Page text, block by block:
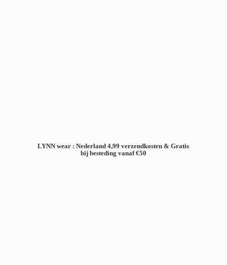
LYNN wear : Nederland 4,99 verzendkosten & Gratis
bij besteding vanaf €50